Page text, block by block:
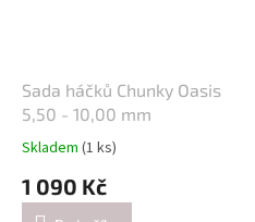
Sada háčků Chunky Oasis
5,50 - 10,00 mm
Skladem (1 ks)
1 090 Kč